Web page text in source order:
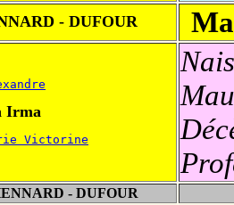
- DUFOUR
Irma
Victorine
- DUFOUR